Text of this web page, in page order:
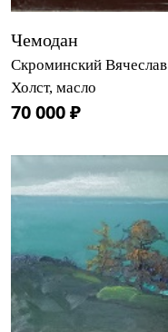
Чемодан
Скроминский Вячеслав
Холст, масло
70 000 ₽